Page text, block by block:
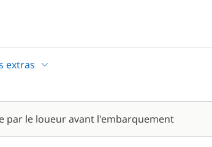
/ semaine
140,00 €
extras
par le loueur avant l'embarquement